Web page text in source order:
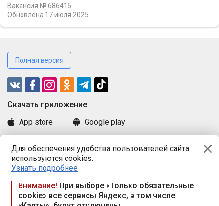
Для обеспечения удобства пользователей сайта
используются cookies.
Узнать подробнее
Внимание! При выборе «Только обязательные
cookie» все сервисы Яндекс, в том числе
Вакансия № 686415
Обновлена 17 июля 2025
Полная версия
Cкачать приложение
App store
Google play
Книга замечаний и предложений
Правила и документы
Praca.by © 2000—2026, ООО «ПРАЦА БАЙ»
Республика Беларусь, 220114, г. Минск, пр-т Независимости